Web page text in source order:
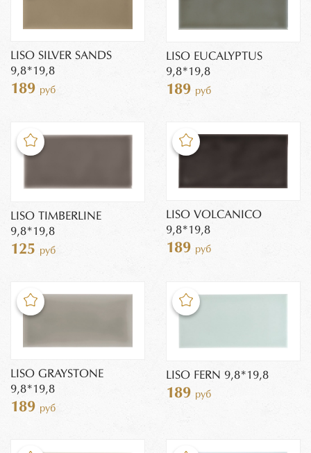
LISO SILVER SANDS
9,8*19,8
189 руб
LISO EUCALYPTUS
9,8*19,8
189 руб
LISO TIMBERLINE
9,8*19,8
125 руб
LISO VOLCANICO
9,8*19,8
189 руб
LISO GRAYSTONE
9,8*19,8
189 руб
LISO FERN 9,8*19,8
189 руб